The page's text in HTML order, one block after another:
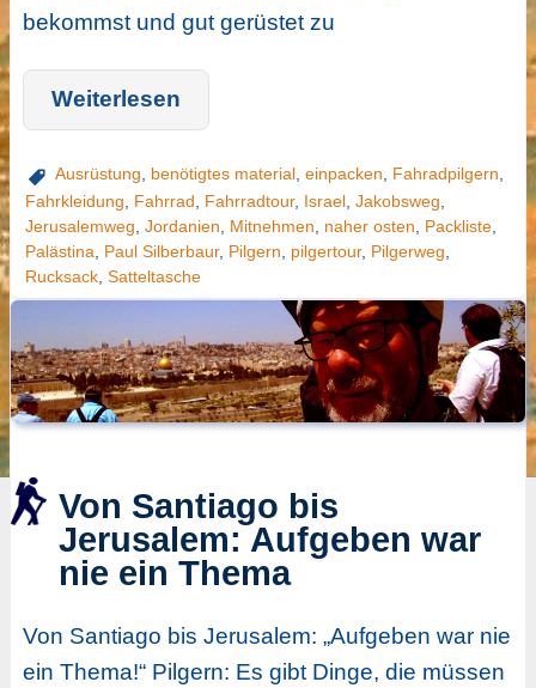
bekommst und gut gerüstet zu
Weiterlesen
Ausrüstung, benötigtes material, einpacken, Fahradpilgern,
Fahrkleidung
Fahrrad Fahrradtour, Israel, Jakobsweg
Jerusalemweg Jordanien Mitnehmen naher osten Packliste,
Palästina
Paul Silberbaur, Pilgern pilgertour, Pilgerweg
Rucksack, Satteltasche
Von Santiago bis
Jerusalem: Aufgeben war
nie ein Thema
Von Santiago bis Jerusalem: „Aufgeben war nie
ein Thema!“ Pilgern: Es gibt Dinge, die müssen